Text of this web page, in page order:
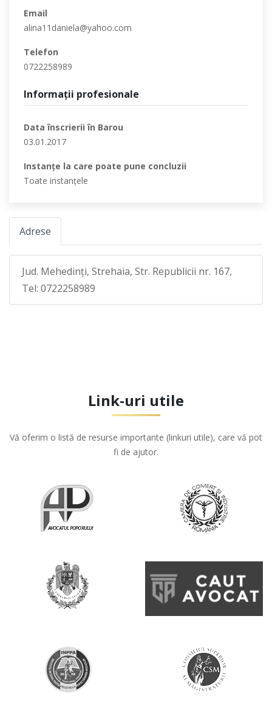
Email
alina11daniela@yahoo.com
Telefon
0722258989
Informaţii profesionale
Data înscrierii în Barou
03.01.2017
Instanţe la care poate pune concluzii
Toate instanţele
Adrese
Jud. Mehedinţi, Strehaia, Str. Republicii nr. 167,
Tel: 0722258989
Link-uri utile
Vă oferim o listă de resurse importante (linkuri utile), care vă pot
fi de ajutor.